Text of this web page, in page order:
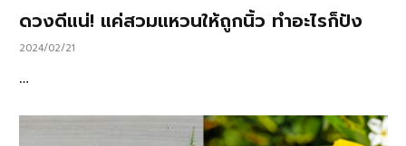
ดวงดีแน่! แค่สวมแหวนให้ถูกนิ้ว ทำอะไรก็ปัง
2024/02/21
…